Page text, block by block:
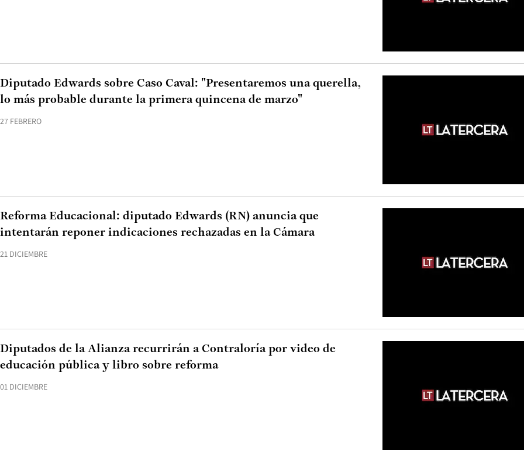
27 FEBRERO
Diputado Edwards sobre Caso Caval: "Presentaremos una querella,
lo más probable durante la primera quincena de marzo"
21 DICIEMBRE
Reforma Educacional: diputado Edwards (RN) anuncia que
intentarán reponer indicaciones rechazadas en la Cámara
01 DICIEMBRE
Diputados de la Alianza recurrirán a Contraloría por video de
educación pública y libro sobre reforma